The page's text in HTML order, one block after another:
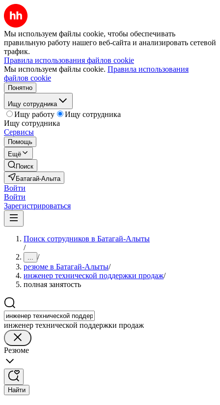
Мы используем файлы cookie, чтобы обеспечивать
правильную работу нашего веб-сайта и анализировать сетевой
трафик.
Правила использования файлов cookie
Мы используем файлы cookie. Правила использования
файлов cookie
Понятно
Ищу сотрудника
Ищу работу
Ищу сотрудника
Ищу сотрудника
Сервисы
Помощь
Ещё
Поиск
Батагай-Алыта
Войти
Войти
Зарегистрироваться
Поиск сотрудников в Батагай-Алыты
/
... /
резюме в Батагай-Алыты/
инженер технической поддержки продаж/
полная занятость
инженер технической поддержки продаж
Резюме
Найти